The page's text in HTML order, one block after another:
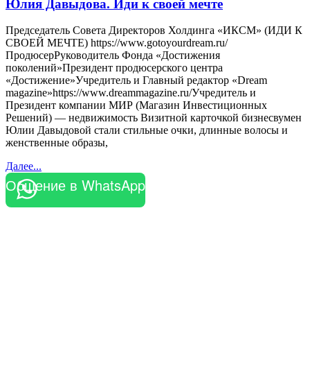
Юлия Давыдова. Иди к своей мечте
Председатель Совета Директоров Холдинга «ИКСМ» (ИДИ К
СВОЕЙ МЕЧТЕ) https://www.gotoyourdream.ru/
ПродюсерРуководитель Фонда «Достижения
поколений»Президент продюсерского центра
«Достижение»Учредитель и Главный редактор «Dream
magazine»https://www.dreammagazine.ru/Учредитель и
Президент компании МИР (Магазин Инвестиционных
Решений) — недвижимость Визитной карточкой бизнесвумен
Юлии Давыдовой стали стильные очки, длинные волосы и
женственные образы,
Далее...
Общение в WhatsApp